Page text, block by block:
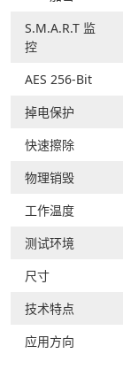
S.M.A.R.T 监
控
AES 256-Bit
掉电保护
快速擦除
物理销毁
工作温度
测试环境
尺寸
技术特点
应用方向